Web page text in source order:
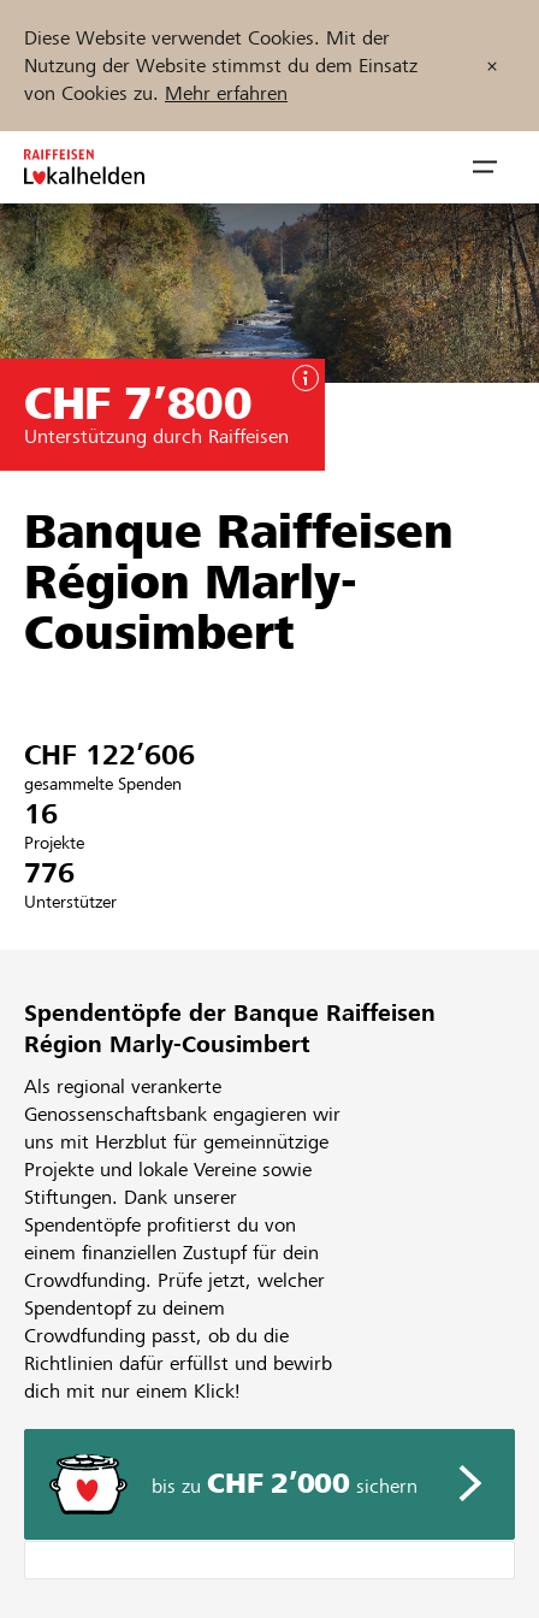
Diese Website verwendet Cookies. Mit der
Nutzung der Website stimmst du dem Einsatz
von Cookies zu. Mehr erfahren
Zum
Inhalt
springen
öffnen
Unterstützen
Hilfe & Support
Partner / Raiffeisenbank
Registrieren
Projekte und Organisationen finden
Jetzt starten
DE
CHF 7’800
Unterstützung durch Raiffeisen
Banque Raiffeisen
Région Marly-
Cousimbert
CHF 122’606
gesammelte Spenden
16
Projekte
776
Unterstützer
Spendentöpfe der Banque Raiffeisen
Région Marly-Cousimbert
Als regional verankerte
Genossenschaftsbank engagieren wir
uns mit Herzblut für gemeinnützige
Projekte und lokale Vereine sowie
Stiftungen. Dank unserer
Spendentöpfe profitierst du von
einem finanziellen Zustupf für dein
Crowdfunding. Prüfe jetzt, welcher
Spendentopf zu deinem
Crowdfunding passt, ob du die
Richtlinien dafür erfüllst und bewirb
dich mit nur einem Klick!
bis zu CHF 2’000sichern